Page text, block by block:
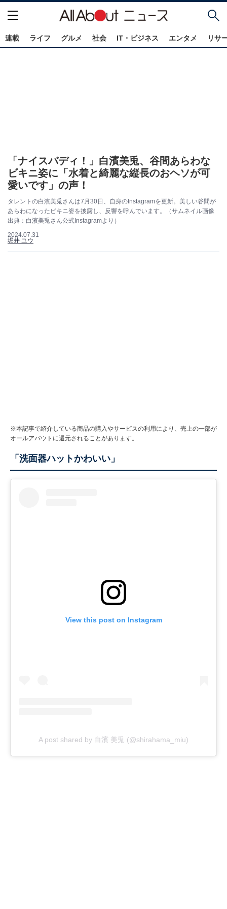
連載 ライフ グルメ 社会 IT・ビジネス エンタメ リサ
「ナイスバディ！」白濱美兎、谷間あらわな
ビキニ姿に「水着と綺麗な縦長のおヘソが可
愛いです」の声！
タレントの白濱美兎さんは7月30日、自身のInstagramを更新。美しい谷間が
あらわになったビキニ姿を披露し、反響を呼んでいます。（サムネイル画像
出典：白濱美兎さん公式Instagramより）
2024.07.31
堀井 ユウ
※本記事で紹介している商品の購入やサービスの利用により、売上の一部が
オールアバウトに還元されることがあります。
「洗面器ハットかわいい」
View this post on Instagram
A post shared by 白濱 美兎 (@shirahama_miu)